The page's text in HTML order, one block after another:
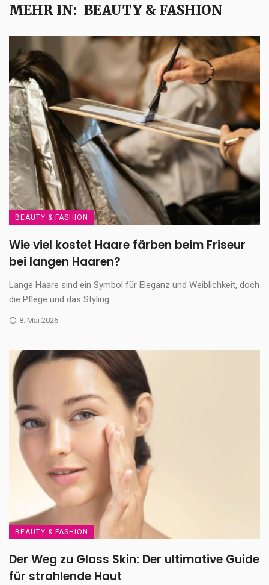
MEHR IN: BEAUTY & FASHION
BEAUTY & FASHION
Wie viel kostet Haare färben beim Friseur
bei langen Haaren?
Lange Haare sind ein Symbol für Eleganz und Weiblichkeit, doch
die Pflege und das Styling ...
8. Mai 2026
BEAUTY & FASHION
Der Weg zu Glass Skin: Der ultimative Guide
für strahlende Haut